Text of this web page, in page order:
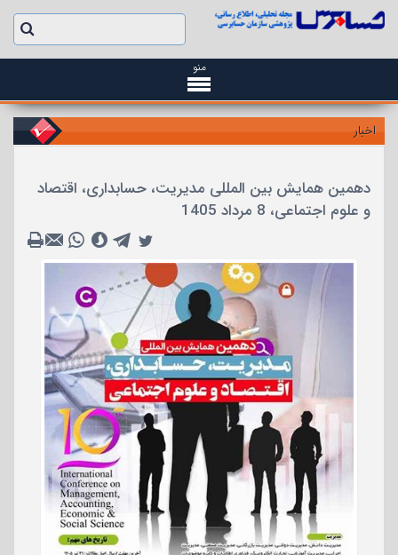
منو
اخبار
دهمین همایش بین المللی مدیریت، حسابداری، اقتصاد
و علوم اجتماعی، 8 مرداد 1405